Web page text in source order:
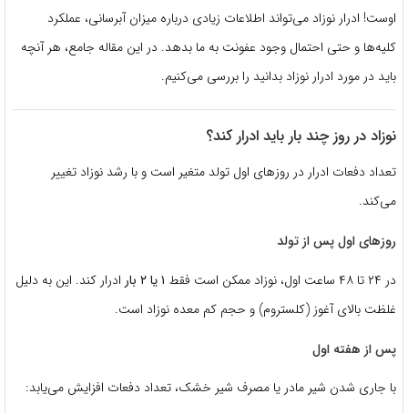
اوست! ادرار نوزاد می‌تواند اطلاعات زیادی درباره میزان آبرسانی، عملکرد
کلیه‌ها و حتی احتمال وجود عفونت به ما بدهد. در این مقاله جامع، هر آنچه
باید در مورد ادرار نوزاد بدانید را بررسی می‌کنیم.
نوزاد در روز چند بار باید ادرار کند؟
تعداد دفعات ادرار در روزهای اول تولد متغیر است و با رشد نوزاد تغییر
می‌کند.
روزهای اول پس از تولد
در ۲۴ تا ۴۸ ساعت اول، نوزاد ممکن است فقط
۱ یا ۲ بار
ادرار کند. این به دلیل
غلظت بالای آغوز (کلستروم) و حجم کم معده نوزاد است.
پس از هفته اول
با جاری شدن شیر مادر یا مصرف شیر خشک، تعداد دفعات افزایش می‌یابد: